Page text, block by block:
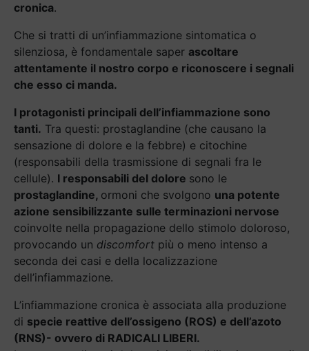
cronica.
Che si tratti di un’infiammazione sintomatica o
silenziosa, è fondamentale saper ascoltare
attentamente il nostro corpo e riconoscere i segnali
che esso ci manda.
I protagonisti principali dell’infiammazione sono
tanti. Tra questi: prostaglandine (che causano la
sensazione di dolore e la febbre) e citochine
(responsabili della trasmissione di segnali fra le
cellule). I responsabili del dolore sono le
prostaglandine, ormoni che svolgono una potente
azione sensibilizzante sulle terminazioni nervose
coinvolte nella propagazione dello stimolo doloroso,
provocando un discomfort più o meno intenso a
seconda dei casi e della localizzazione
dell’infiammazione.
L’infiammazione cronica è associata alla produzione
di specie reattive dell’ossigeno (ROS) e dell’azoto
(RNS)- ovvero di RADICALI LIBERI.